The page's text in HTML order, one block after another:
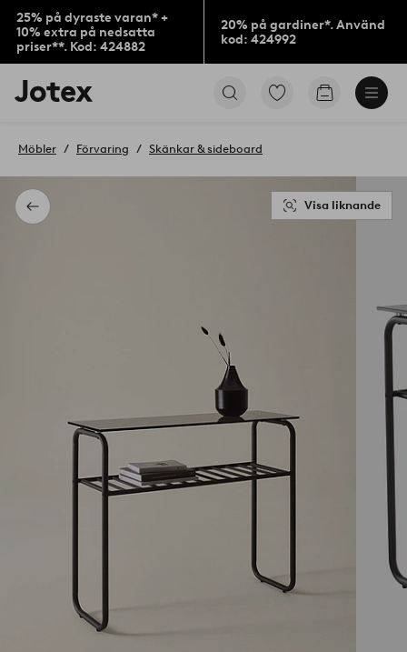
25% på dyraste varan* +
10% extra på nedsatta
priser**. Kod: 424882
20% på gardiner*. Använd
kod: 424992
Jotex
logotyp
till
Gå
Gå
Tillbaka
Möbler Förvaring Skänkar & sideboard
Visa liknande